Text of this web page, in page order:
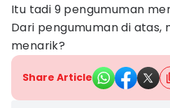
Itu tadi 9 pengumuman
Dari pengumuman di atas,
menarik?
Share Article